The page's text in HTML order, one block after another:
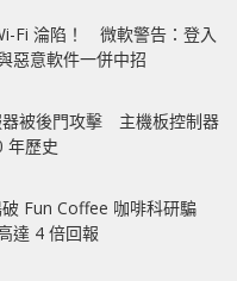
Fi 淪陷！ 微軟警告：登入
惡意軟件一併中招
器被後門攻擊 主機板控制器
年歷史
Fun Coffee 咖啡科研騙
達 4 倍回報